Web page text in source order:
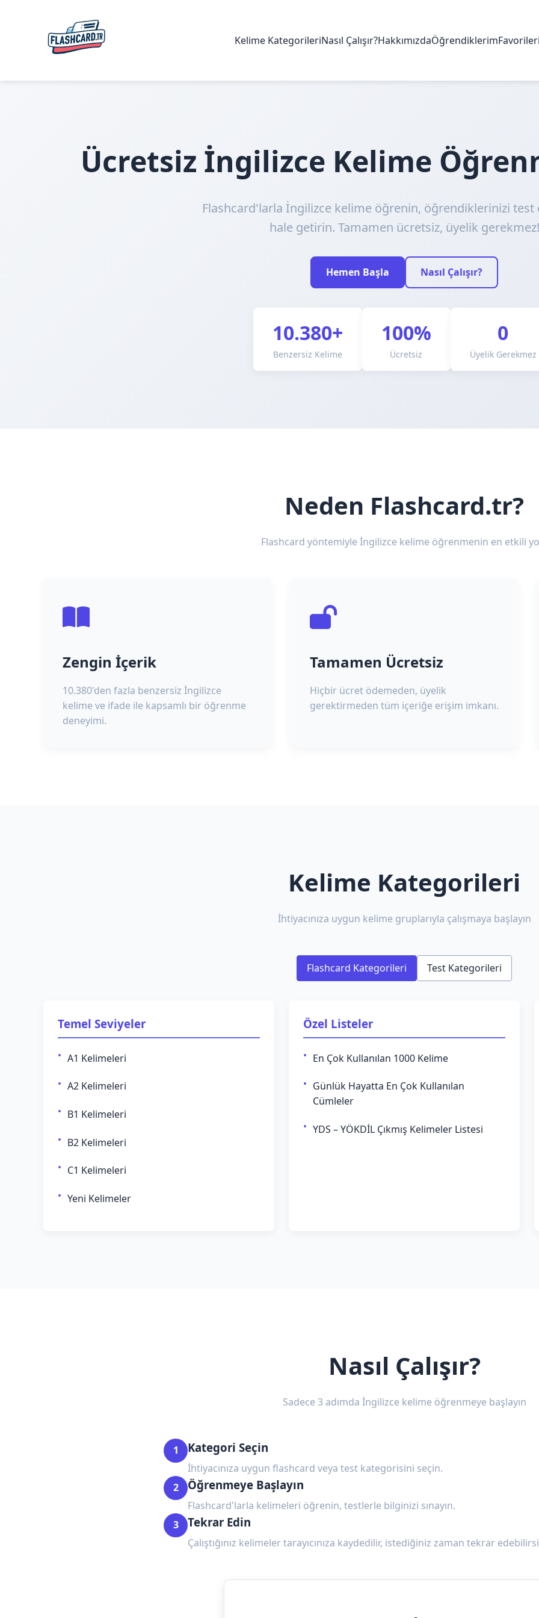
Kelime KategorileriNasıl Çalışır?HakkımızdaÖğrendiklerim
Ücretsiz İngilizce Kelime
Flashcard'larla İngilizce kelime öğrenin, öğrendiklerinizi test
hale getirin. Tamamen ücretsiz, üyelik gerekmez!
Hemen Başla Nasıl Çalışır?
10.380+
Benzersiz Kelime
100%
Ücretsiz
0
Üyelik Gerekmez
Neden Flashcard.tr?
Flashcard yöntemiyle İngilizce kelime öğrenmenin en etkili
Zengin İçerik
10.380'den fazla benzersiz İngilizce
kelime ve ifade ile kapsamlı bir öğrenme
deneyimi.
Tamamen Ücretsiz
Hiçbir ücret ödemeden, üyelik
gerektirmeden tüm içeriğe erişim imkanı.
Kelime Kategorileri
İhtiyacınıza uygun kelime gruplarıyla çalışmaya başlayın
Flashcard Kategorileri Test Kategorileri
Temel Seviyeler
A1 Kelimeleri
A2 Kelimeleri
B1 Kelimeleri
B2 Kelimeleri
C1 Kelimeleri
Yeni Kelimeler
Özel Listeler
En Çok Kullanılan 1000 Kelime
Günlük Hayatta En Çok Kullanılan
Cümleler
YDS – YÖKDİL Çıkmış Kelimeler Listesi
Nasıl Çalışır?
Sadece 3 adımda İngilizce kelime öğrenmeye başlayın
1 Kategori Seçin
İhtiyacınıza uygun flashcard veya test kategorisini seçin.
2
Öğrenmeye Başlayın
Flashcard'larla kelimeleri öğrenin, testlerle bilginizi sınayın.
3
Tekrar Edin
Çalıştığınız kelimeler tarayıcınıza kaydedilir, istediğiniz zaman tekrar